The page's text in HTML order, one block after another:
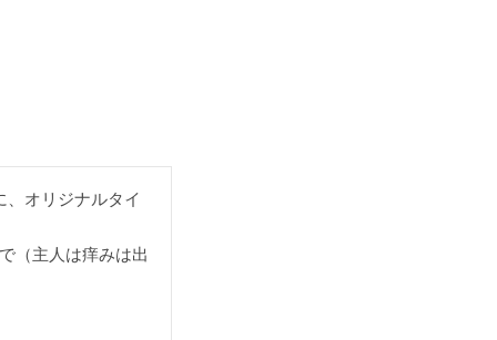
、オリジナルタイ
（主人は痒みは出